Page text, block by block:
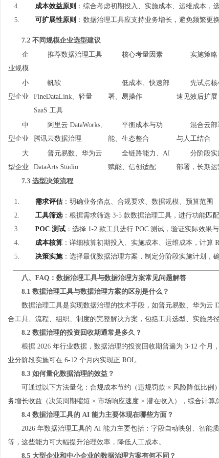
成本效益原则 ：综合考虑初期投入、实施成本、运维成本，
可扩展性原则 ：数据治理工具应支持业务增长，避免频繁更
7.2 不同规模企业选型建议
企
业规模
推荐数据治理工具 核心考量因素 实施策略
小
型企业
帆软
FineDataLink、轻量
SaaS 工具
低成本、快速部
署、易操作
先试点
速见效后扩展
中
型企业
阿里云 DataWorks、
腾讯云数据治理
平衡成本与功
能、生态整合
混合云
与人工结合
大
型企业
普元易数、华为云
DataArts Studio
全链路能力、AI
赋能、信创适配
分阶段
部署，长期运
7.3 选型决策流程
需求评估 ：明确业务痛点、合规要求、数据规模、预算范围
工具筛选：根据需求筛选 3-5 款数据治理工具，进行功能匹
POC 测试 ：选择 1-2 款工具进行 POC 测试，验证实际效果
成本核算 ：详细核算初期投入、实施成本、运维成本，计算
决策实施：选择最优数据治理方案，制定分阶段实施计划，
八、FAQ：数据治理工具与数据治理方案常见问题解答
8.1 数据治理工具与数据治理方案的区别是什么？
数据治理工具是实现数据治理的技术手段，如普元易数、华为云
合工具、流程、组织、制度的完整解决方案，包括工具选型、实施路
8.2 数据治理的投资回收期通常是多久？
根据 2026 年行业数据，数据治理的投资回收期普遍为 3-12 个
业分阶段实施可在 6-12 个月内实现正 ROI。
8.3 如何量化数据治理的效益？
可通过以下方法量化：合规成本节约（违规罚款 × 风险降低比
务增长收益（决策周期缩短 × 市场响应速度 × 潜在收入），综合计算
8.4 数据治理工具的 AI 能力主要体现在哪些方面？
2026 年数据治理工具的 AI 能力主要包括：字段自动映射、智能
等，这些能力可大幅提升治理效率，降低人工成本。
8.5 大型企业和中小企业的数据治理方案有何不同？